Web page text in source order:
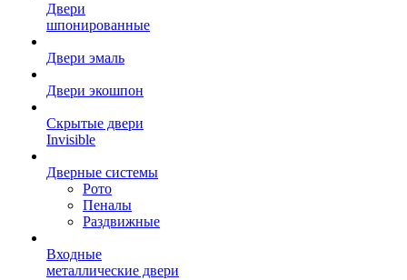
Двери
шпонированные
Двери эмаль
Двери экошпон
Скрытые двери
Invisible
Дверные системы
Рото
Пеналы
Раздвижные
Входные
металлические двери